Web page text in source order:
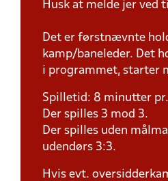
Husk at melde jer ved
Det er førstnævnte
kamp/baneleder. Det
i programmet, starter
Spilletid: 8 minutter
Der spilles 3 mod 3.
Der spilles uden
udendørs 3:3.
Hvis evt.